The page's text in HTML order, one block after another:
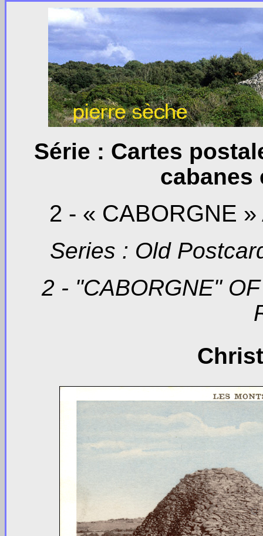
Série : Cartes
cabanes
2 - « CABORGNE
Series : Old
2 - "CABORGNE"